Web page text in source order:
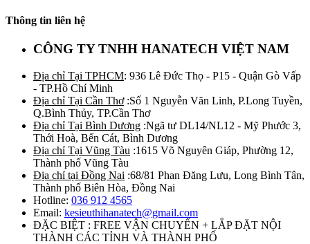
Thông tin liên hệ
CÔNG TY TNHH HANATECH VIỆT NAM
Địa chỉ Tại TPHCM: 936 Lê Đức Thọ - P15 - Quận Gò Vấp
- TP.Hồ Chí Minh
Địa chỉ Tại Cần Thơ:Số 1 Nguyễn Văn Linh, P.Long Tuyền,
Q.Bình Thủy, TP.Cần Thơ
Địa chỉ Tại Bình Dương :Ngã tư DL14/NL12 - Mỹ Phước 3,
Thới Hoà, Bến Cát, Bình Dương
Địa chỉ Tại Vũng Tàu :1615 Võ Nguyên Giáp, Phường 12,
Thành phố Vũng Tàu
Địa chỉ tại Đồng Nai :68/81 Phan Đăng Lưu, Long Bình Tân,
Thành phố Biên Hòa, Đồng Nai
Hotline: 036 912 4565
Email: kesieuthihanatech@gmail.com
ĐẶC BIỆT : FREE VẬN CHUYỂN + LẮP ĐẶT NỘI
THÀNH CÁC TỈNH VÀ THÀNH PHỐ